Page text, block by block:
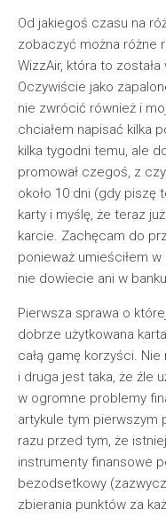
Od jakiegoś czasu na
zobaczyć można różne
WizzAir, która to
Oczywiście jako
nie zwrócić również i
chciałem napisać kilka
kilka tygodni temu, ale
promował czegoś, z
około 10 dni (gdy piszę
karty i myślę, że teraz
karcie. Zachęcam do
ponieważ umieściłem
nie dowiecie ani w
Pierwsza sprawa o
dobrze użytkowana
całą gamę korzyści.
i druga jest taka, że źle
w ogromne problemy
artykule tym pierwszym
razu przed tym, że
instrumenty finansowe
bezodsetkowy
zbierania punktów za